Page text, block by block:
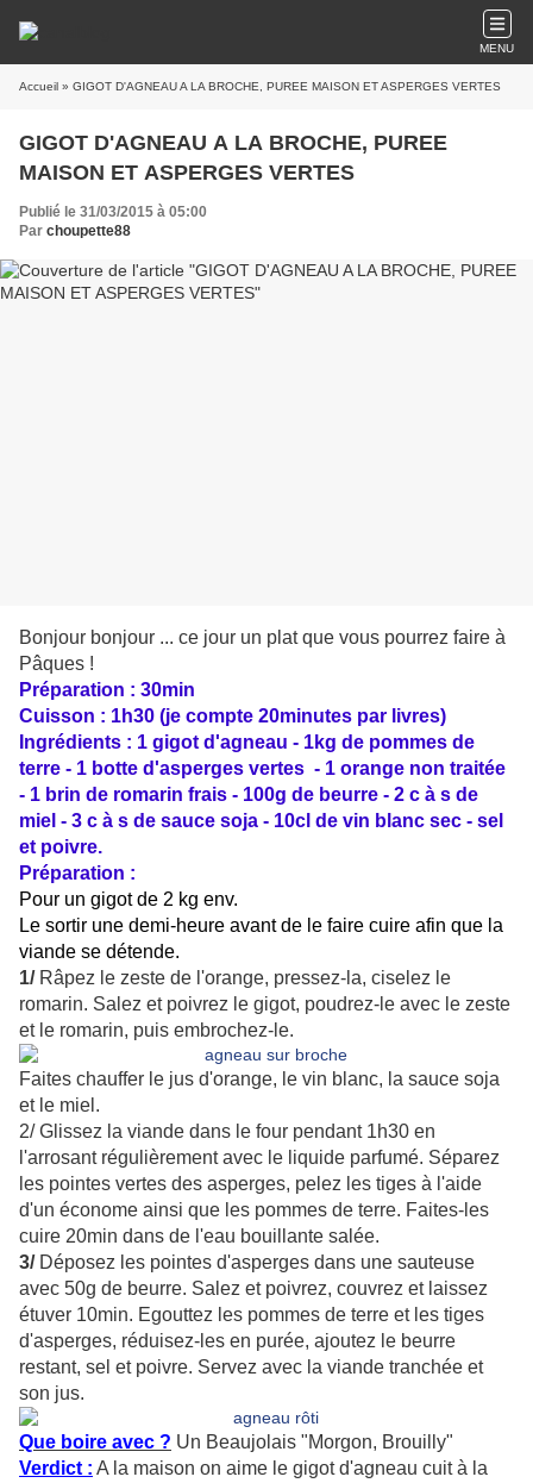
MENU
Accueil » GIGOT D'AGNEAU A LA BROCHE, PUREE MAISON ET ASPERGES VERTES
GIGOT D'AGNEAU A LA BROCHE, PUREE
MAISON ET ASPERGES VERTES
Publié le 31/03/2015 à 05:00
Par choupette88
Bonjour bonjour ... ce jour un plat que vous pourrez faire à
Pâques !
Préparation : 30min
Cuisson : 1h30 (je compte 20minutes par livres)
Ingrédients : 1 gigot d'agneau - 1kg de pommes de
terre - 1 botte d'asperges vertes - 1 orange non traitée
- 1 brin de romarin frais - 100g de beurre - 2 c à s de
miel - 3 c à s de sauce soja - 10cl de vin blanc sec - sel
et poivre.
Préparation :
Pour un gigot de 2 kg env.
Le sortir une demi-heure avant de le faire cuire afin que la
viande se détende.
1/Râpez le zeste de l'orange, pressez-la, ciselez le
romarin. Salez et poivrez le gigot, poudrez-le avec le zeste
et le romarin, puis embrochez-le.
Faites chauffer le jus d'orange, le vin blanc, la sauce soja
et le miel.
2/ Glissez la viande dans le four pendant 1h30 en
l'arrosant régulièrement avec le liquide parfumé. Séparez
les pointes vertes des asperges, pelez les tiges à l'aide
d'un économe ainsi que les pommes de terre. Faites-les
cuire 20min dans de l'eau bouillante salée.
3/Déposez les pointes d'asperges dans une sauteuse
avec 50g de beurre. Salez et poivrez, couvrez et laissez
étuver 10min. Egouttez les pommes de terre et les tiges
d'asperges, réduisez-les en purée, ajoutez le beurre
restant, sel et poivre. Servez avec la viande tranchée et
son jus.
Que boire avec ? Un Beaujolais "Morgon, Brouilly"
Verdict : A la maison on aime le gigot d'agneau cuit à la